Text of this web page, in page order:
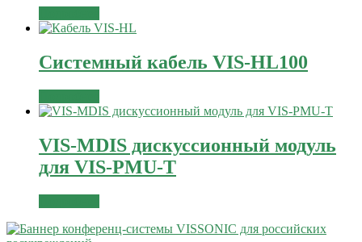
Системный кабель VIS-HL100
VIS-MDIS дискуссионный модуль
для VIS-PMU-T